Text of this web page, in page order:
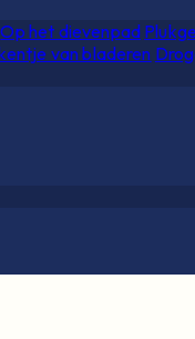
Op het dievenpad
van bladeren